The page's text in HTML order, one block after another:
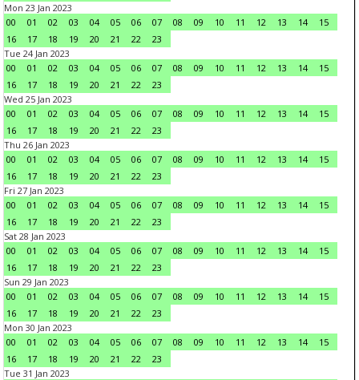
Mon 23 Jan 2023
00
01 02 03 04 05 06 07 08 09 10 11 12 13 14
15
16
17 18 19 20 21 22
23
Tue 24 Jan 2023
00
01 02 03 04 05 06 07 08 09 10 11 12 13 14
15
16
17 18 19 20 21 22
23
Wed 25 Jan 2023
00
01 02 03 04 05 06 07 08 09 10 11 12 13 14
15
16
17 18 19 20 21 22
23
Thu 26 Jan 2023
00
01 02 03 04 05 06 07 08 09 10 11 12 13 14
15
16
17 18 19 20 21 22
23
Fri 27 Jan 2023
00
01 02 03 04 05 06 07 08 09 10 11 12 13 14
15
16
17 18 19 20 21 22
23
Sat 28 Jan 2023
00
01 02 03 04 05 06 07 08 09 10 11 12 13 14
15
16
17 18 19 20 21 22
23
Sun 29 Jan 2023
00
01 02 03 04 05 06 07 08 09 10 11 12 13 14
15
16
17 18 19 20 21 22
23
Mon 30 Jan 2023
00
01 02 03 04 05 06 07 08 09 10 11 12 13 14
15
16
17 18 19 20 21 22
23
Tue 31 Jan 2023